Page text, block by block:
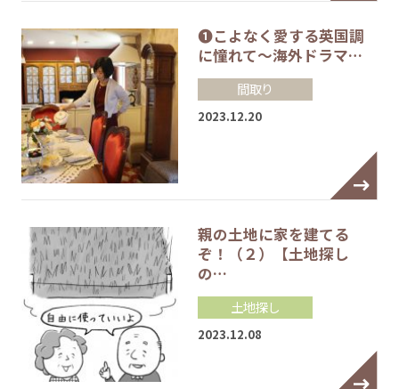
❶こよなく愛する英国調
に憧れて～海外ドラマ…
間取り
2023.12.20
親の土地に家を建てる
ぞ！（２）【土地探し
の…
土地探し
2023.12.08